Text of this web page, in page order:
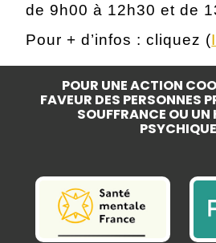
de 9h00 à 12h30 et de
Pour + d’infos : cliquez (
POUR UNE ACTION
FAVEUR DES PERSONNES
SOUFFRANCE OU